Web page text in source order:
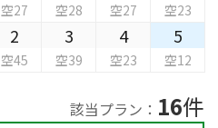
空27 空28 空27 空23
2
空45
3
空39
4
空23
5
空12
該当プラン： 16件